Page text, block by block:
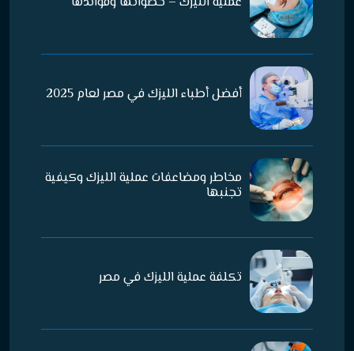
أفضل أطباء الليزك في مصر لعام 2025
مخاطر ومضاعفات عملية الليزك وكيفية
تجنبها
تكلفة عملية الليزك في مصر